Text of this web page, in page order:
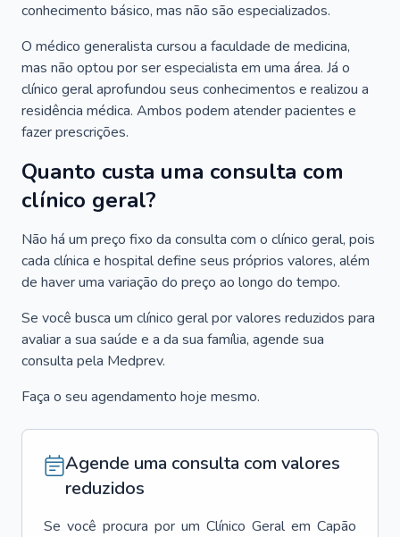
conhecimento básico, mas não são especializados.
O médico generalista cursou a faculdade de medicina,
mas não optou por ser especialista em uma área. Já o
clínico geral aprofundou seus conhecimentos e realizou a
residência médica. Ambos podem atender pacientes e
fazer prescrições.
Quanto custa uma consulta com
clínico geral?
Não há um preço fixo da consulta com o clínico geral, pois
cada clínica e hospital define seus próprios valores, além
de haver uma variação do preço ao longo do tempo.
Se você busca um clínico geral por valores reduzidos para
avaliar a sua saúde e a da sua família, agende sua
consulta pela Medprev.
Faça o seu agendamento hoje mesmo.
Agende uma consulta com valores
reduzidos
Se você procura por um Clínico Geral em Capão